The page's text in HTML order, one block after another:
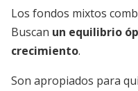
Los fondos mixtos
Buscan un equilibrio
crecimiento.
Son apropiados para